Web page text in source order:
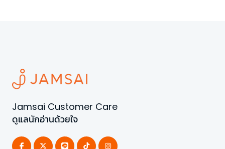
Jamsai Customer Care
ดูแลนักอ่านด้วยใจ